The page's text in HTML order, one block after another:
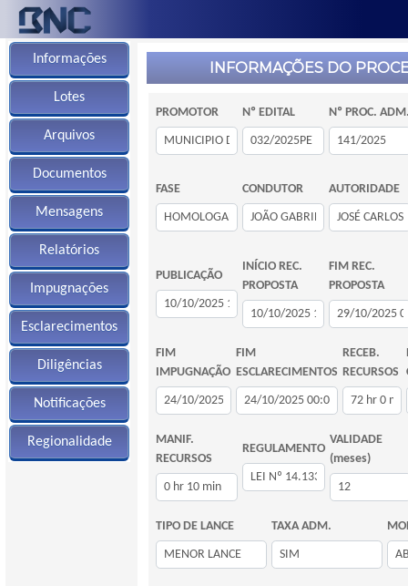
Informações
Lotes
Arquivos
Documentos
Mensagens
Relatórios
Impugnações
Esclarecimentos
Diligências
Notificações
Regionalidade
INFORMAÇÕES DO
PROMOTOR Nº EDITAL Nº PROC.
FASE CONDUTOR AUTORIDADE
PUBLICAÇÃO
INÍCIO REC.
PROPOSTA
FIM REC.
PROPOSTA
FIM
IMPUGNAÇÃO
FIM
ESCLARECIMENTOS
RECEB.
RECURSOS
MANIF.
RECURSOS
REGULAMENTO
VALIDADE
(meses)
TIPO DE LANCE TAXA ADM.